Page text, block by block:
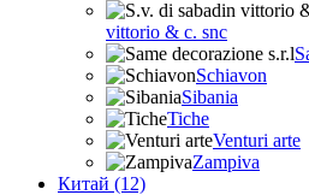
vittorio & c. snc
Schiavon
Sibania
Tiche
Venturi arte
Zampiva
Китай (12)